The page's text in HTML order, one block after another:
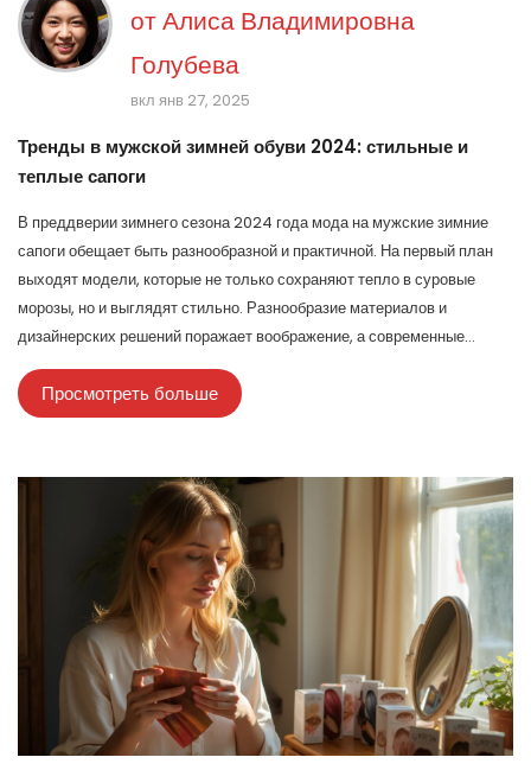
отАлиса Владимировна
Голубева
вкл янв 27, 2025
Тренды в мужской зимней обуви 2024: стильные и
теплые сапоги
В преддверии зимнего сезона 2024 года мода на мужские зимние
сапоги обещает быть разнообразной и практичной. На первый план
выходят модели, которые не только сохраняют тепло в суровые
морозы, но и выглядят стильно. Разнообразие материалов и
дизайнерских решений поражает воображение, а современные
технологии помогают сочетать комфорт и надежность. Этот обзор
поможет выбрать идеальные сапоги для зимы, учитывая текущие
тренды и советы экспертов.
Просмотреть больше